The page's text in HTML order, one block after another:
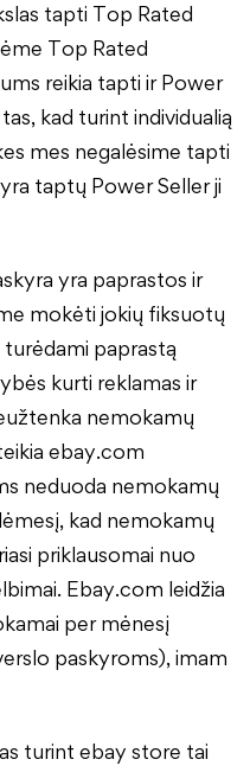
tapti Top Rated
Top Rated
reikia tapti ir Power
kad turint individualią
mes negalėsime tapti
taptų Power Seller ji
yra paprastos ir
mokėti jokių fiksuotų
paprastą
kurti reklamas ir
nemokamų
ebay.com
neduoda nemokamų
kad nemokamų
priklausomai nuo
Ebay.com leidžia
per mėnesį
paskyroms), imam
turint ebay store tai